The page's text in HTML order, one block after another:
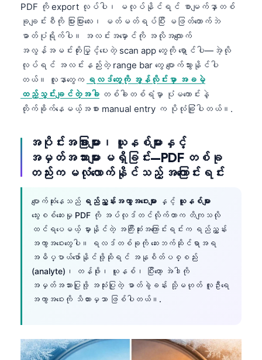
PDF ကို export လုပ်ပါ၊ မလုပ်နိုင်ရင် စာမျက်နှာတစ်
ခုချင်းစီကို ပြားပြားလေး၊ မတ်မတ်ရပ်ပြီး မဖြတ်တောက်ဘဲ
ဓာတ်ပုံရိုက်ပါ။ အလင်းအမှောင်ကို အလိုအလျောက်
အလွန်အမင်းတိုးမြှင့်ပေးတဲ့ scan app တွေကို ရှောင်ပါ—အဲ့လို
လုပ်ရင် အလင်းနည်းတဲ့ range bar တွေ ပျောက်သွားနိုင်ပါ
တယ်။ လူနာတွေက ရလဒ်တွေကို အွန်လိုင်းမှာ အခမဲ့
ထည့်သွင်းချင်တဲ့အခါ တစ်ခါတစ်ရံမှာ ပုံမကောင်းနဲ့
တိုက်ခိုက်နေမယ့်အစား manual entry က ပိုလုံခြုံပါတယ်။.
အပိုင်းအခြားများ၊ ယူနစ်များနှင့်
အမှတ်အသားများ မရှိခြင်း—PDF တစ်ခု
တည်းက မလုံလောက်နိုင်သည့် အကြောင်းရင်း
ပျောက်ဆုံးနေသည် ရည်ညွှန်းအကွာအဝေးများ နှင့် ယူနစ်များ
သွေးစစ်ဆေးမှု PDF ကို အပ်လုဒ်တင်လိုက်တာက တိကျသလို
ထင်ရပေမယ့် မှားနိုင်တဲ့ အကြီးဆုံးအကြောင်းရင်းက ရည်ညွှန်း
အကွာအဝေးတွေပါ။ ရလဒ်တစ်ခုကို ဆေးဘက်ဆိုင်ရာအရ
အဓိပ္ပာယ်ဖော်နိုင်ဖို့ဆိုရင် အနုစိတ်ပစ္စည်း
(analyte)၊ တန်ဖိုး၊ ယူနစ်၊ ပြီးတော့ အဲဒါကို
အမှတ်အသားပြုဖို့ အသုံးပြုတဲ့ ဓာတ်ခွဲခန်း သို့မဟုတ် လူဦးရေ
အကွာအဝေးကို သိထားမှသာ ဖြစ်ပါတယ်။.